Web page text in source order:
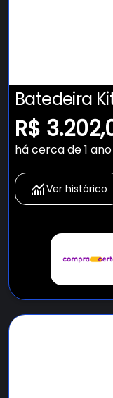
Batedeira
- KEC66AV
R$
há cerca de 1 ano
Ver histórico